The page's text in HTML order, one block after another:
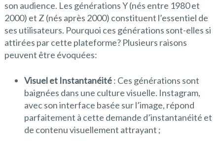
son audience. Les générations Y (nés entre 1980 et
2000) et Z (nés après 2000) constituent l’essentiel de
ses utilisateurs. Pourquoi ces générations sont-elles si
attirées par cette plateforme? Plusieurs raisons
peuvent être évoquées:
Visuel et Instantanéité: Ces générations sont
baignées dans une culture visuelle. Instagram,
avec son interface basée sur l’image, répond
parfaitement à cette demande d’instantanéité et
de contenu visuellement attrayant ;